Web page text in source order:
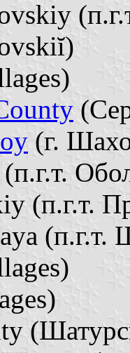
(г.
(п.г.т.
(п.г.т.